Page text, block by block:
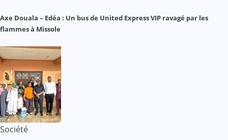
Axe Douala – Edéa : Un bus de United Express VIP ravagé par les
flammes à Missole
Société